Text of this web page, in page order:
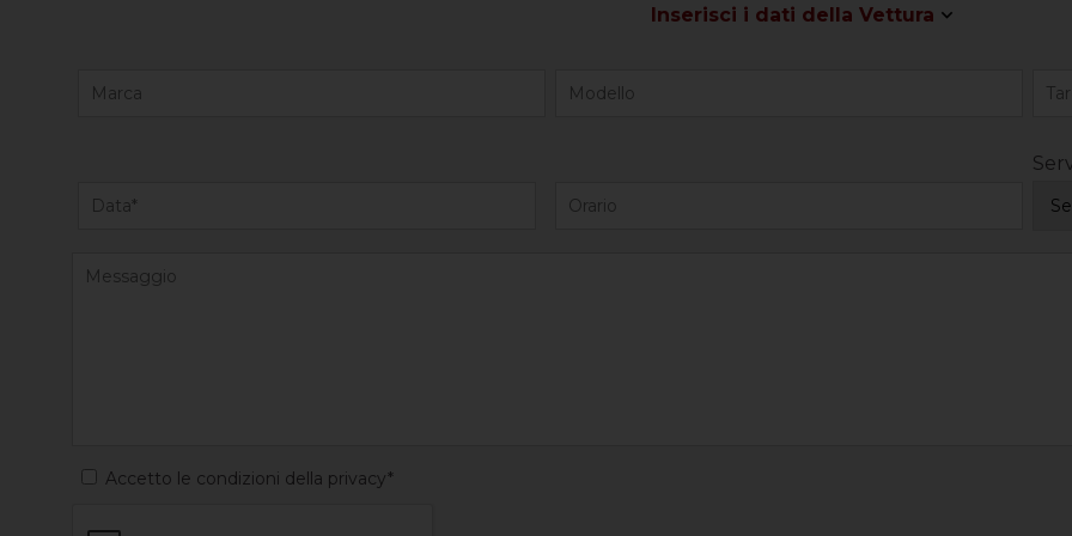
Inserisci i dati della Vettura
Accetto le condizioni della privacy*